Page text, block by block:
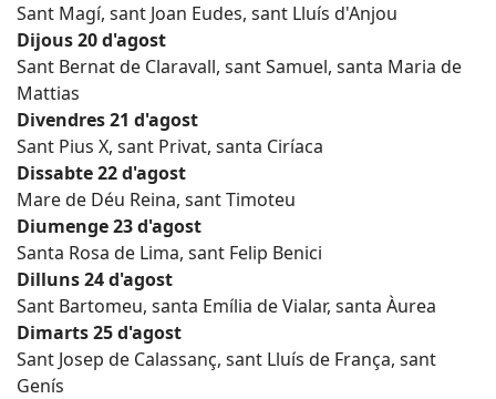
Sant Magí, sant Joan Eudes, sant Lluís d'Anjou
Dijous 20 d'agost
Sant Bernat de Claravall, sant Samuel, santa Maria de
Mattias
Divendres 21 d'agost
Sant Pius X, sant Privat, santa Ciríaca
Dissabte 22 d'agost
Mare de Déu Reina, sant Timoteu
Diumenge 23 d'agost
Santa Rosa de Lima, sant Felip Benici
Dilluns 24 d'agost
Sant Bartomeu, santa Emília de Vialar, santa Àurea
Dimarts 25 d'agost
Sant Josep de Calassanç, sant Lluís de França, sant
Genís